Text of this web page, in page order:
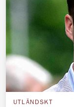
UTLÄNDSKT